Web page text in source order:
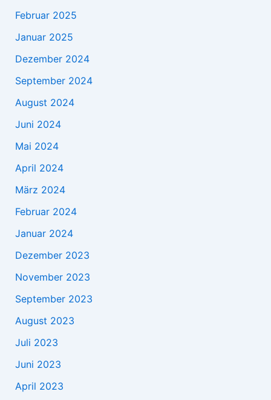
Februar 2025
Januar 2025
Dezember 2024
September 2024
August 2024
Juni 2024
Mai 2024
April 2024
März 2024
Februar 2024
Januar 2024
Dezember 2023
November 2023
September 2023
August 2023
Juli 2023
Juni 2023
April 2023